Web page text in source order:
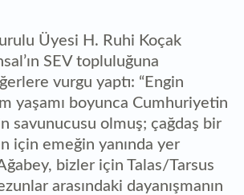
Üyesi H. Ruhi Koçak
SEV topluluğuna
vurgu yaptı: “Engin
yaşamı boyunca Cumhuriyetin
savunucusu olmuş; çağdaş bir
için emeğin yanında yer
bizler için Talas/Tarsus
arasındaki dayanışmanın